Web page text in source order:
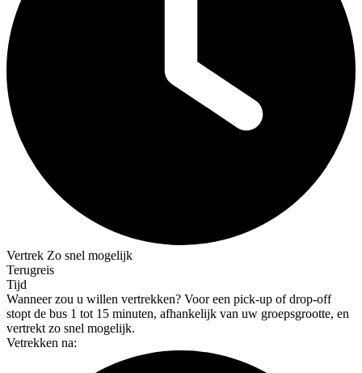
Vertrek Zo snel mogelijk
Terugreis
Tijd
Wanneer zou u willen vertrekken? Voor een pick-up of drop-off
stopt de bus 1 tot 15 minuten, afhankelijk van uw groepsgrootte, en
vertrekt zo snel mogelijk.
Vetrekken na: